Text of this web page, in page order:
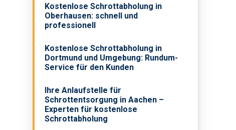
Kostenlose Schrottabholung in
Oberhausen: schnell und
professionell
Kostenlose Schrottabholung in
Dortmund und Umgebung: Rundum-
Service für den Kunden
Ihre Anlaufstelle für
Schrottentsorgung in Aachen –
Experten für kostenlose
Schrottabholung